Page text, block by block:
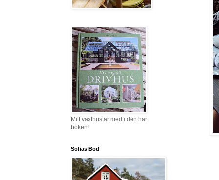
Mitt växthus är med i den här
boken!
Sofias Bod